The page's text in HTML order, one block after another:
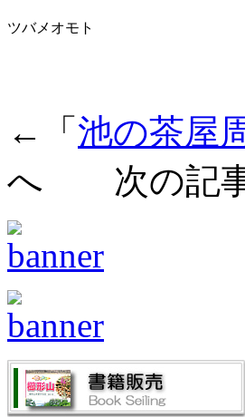
ツバメオモト
←「 池の茶屋
へ 次の記事